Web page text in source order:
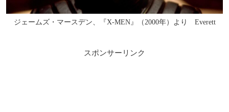
ジェームズ・マースデン、『X-MEN』（2000年）より Everett
スポンサーリンク